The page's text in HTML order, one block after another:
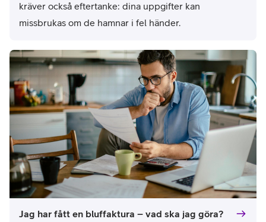
kräver också eftertanke: dina uppgifter kan
missbrukas om de hamnar i fel händer.
Jag har fått en bluffaktura – vad ska jag göra?